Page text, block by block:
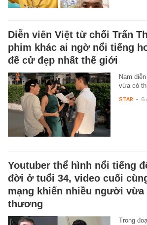
Diễn viên Việt từ chối Trấn
phim khác ai ngờ nổi tiếng
đề cử đẹp nhất thế giới
Nam
vừa có
STAR - 6
Youtuber thể hình nổi tiếng
đời ở tuổi 34, video cuối
mạng khiến nhiều người vừa
thương
Trong